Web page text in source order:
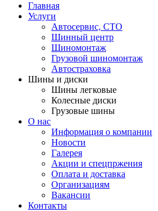
Главная
Услуги
Автосервис, СТО
Шинный центр
Шиномонтаж
Грузовой шиномонтаж
Автостраховка
Шины и диски
Шины легковые
Колесные диски
Грузовые шины
О нас
Информация о компании
Новости
Галерея
Акции и спецпржения
Оплата и доставка
Организациям
Вакансии
Контакты